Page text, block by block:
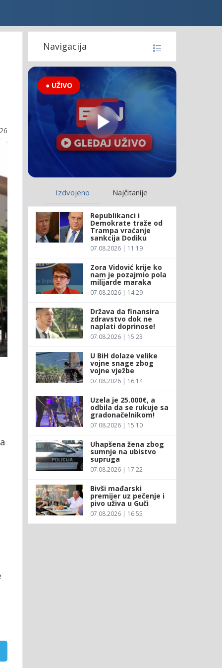
Navigacija
● UŽIVO
Izdvojeno Najčitanije
Republikanci i
Demokrate traže od
Trampa vraćanje
sankcija Dodiku
07.08.2026 | 11:19
Zora Vidović krije ko
nam je pozajmio pola
milijarde maraka
07.08.2026 | 14:29
Država da finansira
zdravstvo dok ne
naplati doprinose!
07.08.2026 | 15:23
U BiH dolaze velike
vojne snage zbog
vojne vježbe
07.08.2026 | 16:14
Uzela je 25.000€, a
odbila da se rukuje sa
gradonačelnikom!
07.08.2026 | 15:10
Uhapšena žena zbog
sumnje na ubistvo
supruga
07.08.2026 | 17:22
Bivši mađarski
premijer uz pečenje i
pivo uživa u Guči
07.08.2026 | 16:55